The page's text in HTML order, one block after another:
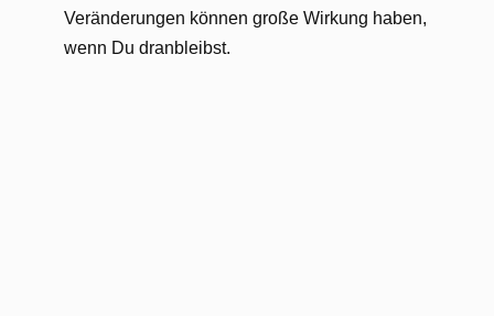
Veränderungen können große Wirkung haben,
wenn Du dranbleibst.